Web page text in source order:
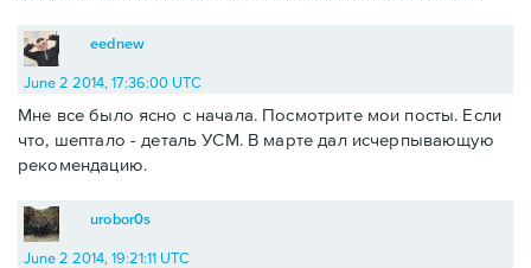
eednew
June 2 2014, 17:36:00 UTC
Мне все было ясно с начала. Посмотрите мои посты. Если
что, шептало - деталь УСМ. В марте дал исчерпывающую
рекомендацию.
urobor0s
June 2 2014, 19:21:11 UTC